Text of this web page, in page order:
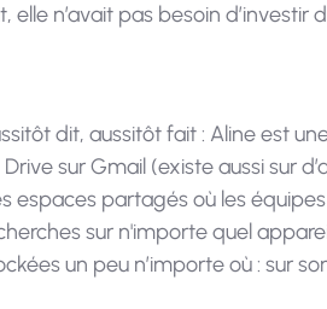
elle n’avait pas besoin
dit, aussitôt fait : Aline est
Drive sur Gmail (existe aussi sur
espaces partagés où les
sur n'importe quel
un peu n’importe où : sur